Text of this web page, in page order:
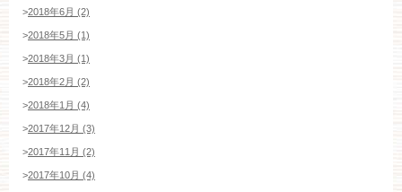
>2018年6月 (2)
>2018年5月 (1)
>2018年3月 (1)
>2018年2月 (2)
>2018年1月 (4)
>2017年12月 (3)
>2017年11月 (2)
>2017年10月 (4)